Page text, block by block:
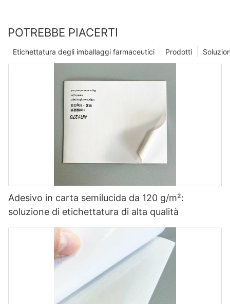
POTREBBE PIACERTI
Prodotti
Etichettatura degli imballaggi farmaceutici
Adesivo in carta semilucida da 120 g/m²:
soluzione di etichettatura di alta qualità